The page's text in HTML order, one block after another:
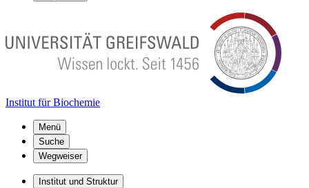
Institut für Biochemie
Menü
Suche
Wegweiser
Institut und Struktur